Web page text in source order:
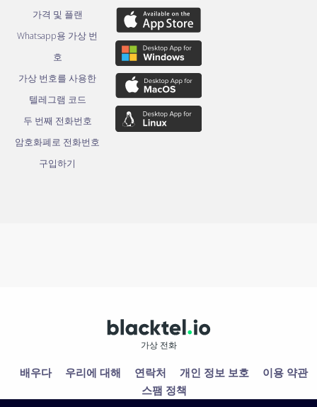
가격 및 플랜
Whatsapp용 가상 번
호
가상 번호를 사용한
텔레그램 코드
두 번째 전화번호
암호화폐로 전화번호
구입하기
가상 전화
배우다 우리에 대해 연락처 개인 정보 보호
이용 약관
스팸 정책